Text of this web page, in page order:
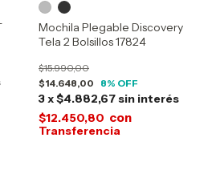
Mochila Plegable Discovery
Tela 2 Bolsillos 17824
$14.648,00
$15.990,00
8% OFF
3x$4.882,67 sin interés
$12.450,80 con